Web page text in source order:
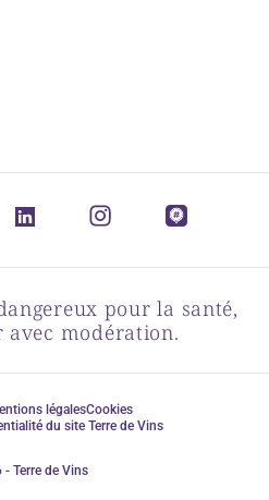
pour la santé,
avec modération.
légalesCookies
du site Terre de Vins
Terre de Vins